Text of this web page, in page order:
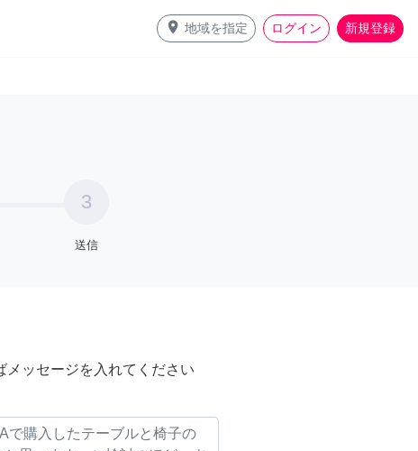
place 地域を指定 ログイン 新規登録
3
送信
メッセージを入れてください